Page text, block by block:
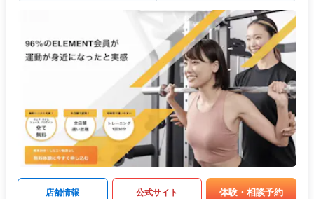
店舗情報 公式サイト 体験・相談予約